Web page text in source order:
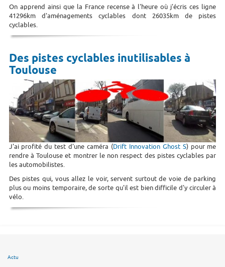
On apprend ainsi que la France recense à l'heure où j'écris ces ligne
41296km d'aménagements cyclables dont 26035km de pistes
cyclables.
Des pistes cyclables inutilisables à
Toulouse
J'ai profité du test d'une caméra (Drift Innovation Ghost S) pour me
rendre à Toulouse et montrer le non respect des pistes cyclables par
les automobilistes.
Des pistes qui, vous allez le voir, servent surtout de voie de parking
plus ou moins temporaire, de sorte qu'il est bien difficile d'y circuler à
vélo.
Actu